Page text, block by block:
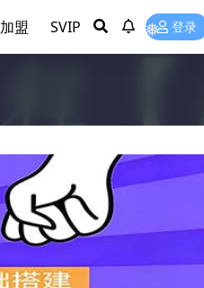
❅
加盟 SVIP 登录